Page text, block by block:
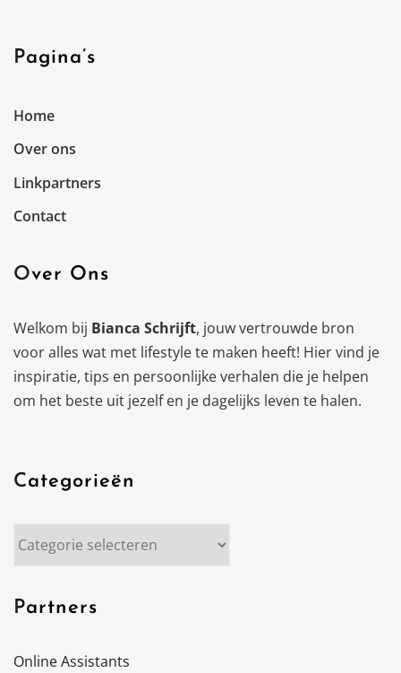
Pagina’s
Home
Over ons
Linkpartners
Contact
Over Ons
Welkom bij Bianca Schrijft, jouw vertrouwde bron
voor alles wat met lifestyle te maken heeft! Hier vind je
inspiratie, tips en persoonlijke verhalen die je helpen
om het beste uit jezelf en je dagelijks leven te halen.
Categorieën
Categorieën
Partners
Online Assistants